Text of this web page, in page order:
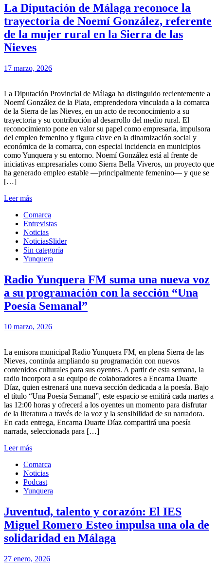
La Diputación de Málaga reconoce la
trayectoria de Noemí González, referente
de la mujer rural en la Sierra de las
Nieves
17 marzo, 2026
La Diputación Provincial de Málaga ha distinguido recientemente a
Noemí González de la Plata, emprendedora vinculada a la comarca
de la Sierra de las Nieves, en un acto de reconocimiento a su
trayectoria y su contribución al desarrollo del medio rural. El
reconocimiento pone en valor su papel como empresaria, impulsora
del empleo femenino y figura clave en la dinamización social y
económica de la comarca, con especial incidencia en municipios
como Yunquera y su entorno. Noemí González está al frente de
iniciativas empresariales como Sierra Bella Viveros, un proyecto que
ha generado empleo estable —principalmente femenino— y que se
[…]
Leer más
Comarca
Entrevistas
Noticias
NoticiasSlider
Sin categoría
Yunquera
Radio Yunquera FM suma una nueva voz
a su programación con la sección “Una
Poesía Semanal”
10 marzo, 2026
La emisora municipal Radio Yunquera FM, en plena Sierra de las
Nieves, continúa ampliando su programación con nuevos
contenidos culturales para sus oyentes. A partir de esta semana, la
radio incorpora a su equipo de colaboradores a Encarna Duarte
Díaz, quien estrenará una nueva sección dedicada a la poesía. Bajo
el título “Una Poesía Semanal”, este espacio se emitirá cada martes a
las 12:00 horas y ofrecerá a los oyentes un momento para disfrutar
de la literatura a través de la voz y la sensibilidad de su narradora.
En cada entrega, Encarna Duarte Díaz compartirá una poesía
narrada, seleccionada para […]
Leer más
Comarca
Noticias
Podcast
Yunquera
Juventud, talento y corazón: El IES
Miguel Romero Esteo impulsa una ola de
solidaridad en Málaga
27 enero, 2026